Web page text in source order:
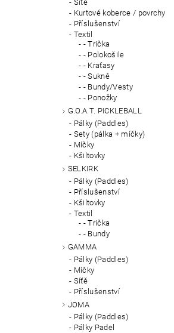
Síťě
Kurtové koberce / povrchy
Příslušenství
Textil
- Trička
- Polokošile
- Kraťasy
- Sukně
- Bundy/Vesty
- Ponožky
G.O.A.T. PICKLEBALL
Pálky (Paddles)
Sety (pálka + míčky)
Míčky
Kšiltovky
SELKIRK
Pálky (Paddles)
Příslušenství
Kšiltovky
Textil
- Trička
- Bundy
GAMMA
Pálky (Paddles)
Míčky
Síťě
Příslušenství
JOMA
Pálky (Paddles)
Pálky Padel